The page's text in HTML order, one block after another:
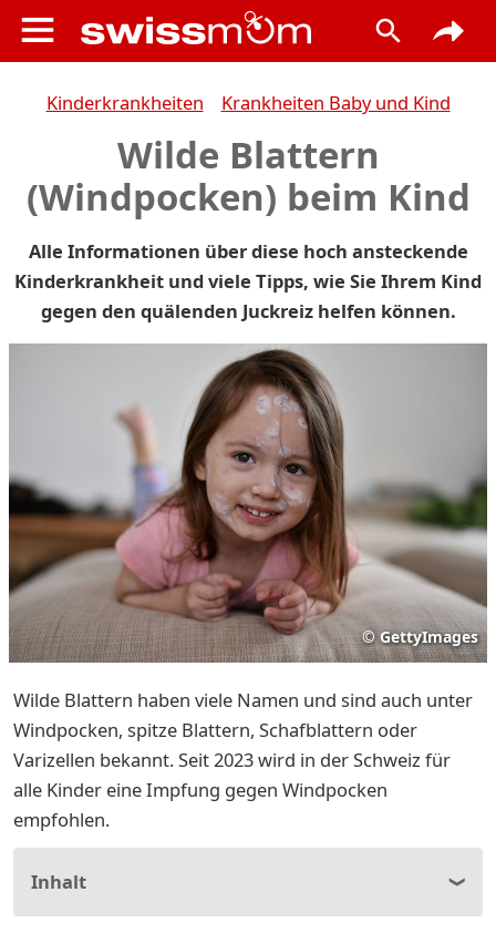
Kinderkrankheiten Krankheiten Baby und Kind
Wilde Blattern
(Windpocken) beim Kind
Alle Informationen über diese hoch ansteckende
Kinderkrankheit und viele Tipps, wie Sie Ihrem Kind
gegen den quälenden Juckreiz helfen können.
© GettyImages
Wilde Blattern haben viele Namen und sind auch unter
Windpocken, spitze Blattern, Schafblattern oder
Varizellen bekannt. Seit 2023 wird in der Schweiz für
alle Kinder eine Impfung gegen Windpocken
empfohlen.
Inhalt